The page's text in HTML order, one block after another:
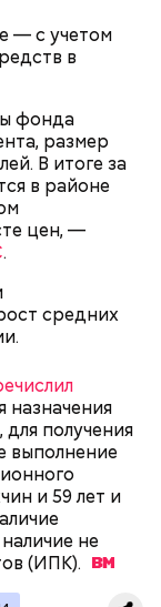
— с учетом
в
фонда
размер
В итоге за
в районе
цен, —
.
средних
назначения
получения
выполнение
и 59 лет и
не
(ИПК).
рублей в
доход
и
этом